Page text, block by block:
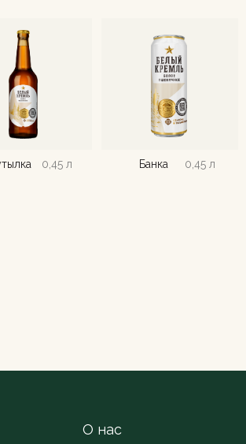
Банка 0,45 л
0,45 л
О нас